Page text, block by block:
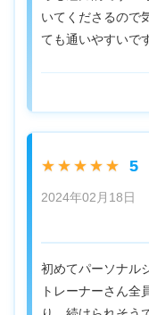
いてくださるので
ても通いやすいで
★★★★★ 5
2024年02月18日
初めてパーソナル
トレーナーさん全